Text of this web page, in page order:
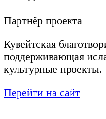
Партнёр проекта
Кувейтская
поддерживающая
культурные проекты.
Перейти на сайт